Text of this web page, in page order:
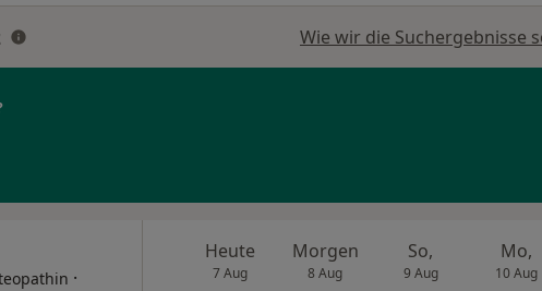
Wie wir die Suchergebnisse
·
Heute
7 Aug
Morgen
8 Aug
So,
9 Aug
Mo,
10 Aug